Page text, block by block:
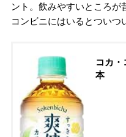
ント。飲みやすいところが
コンビニにはいるとついつ
コカ
本